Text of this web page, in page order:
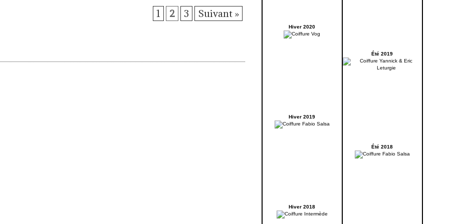
1 2 3 Suivant »
Hiver 2020
Hiver 2019
Hiver 2018
Été 2019
Été 2018